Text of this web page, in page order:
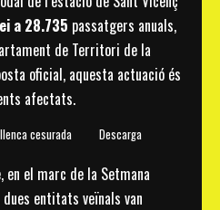
a 28.735 passatgers anuals,
de Territori de la
oficial, aquesta actuació és
afectats.
cesurada Descarga
en el marc de la Setmana
entitats veïnals van